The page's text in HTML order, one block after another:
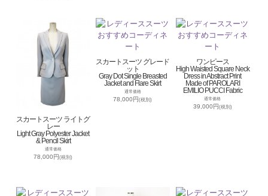
スカートスーツ ライトグ
レー
Light Gray Polyester Jacket
& Pencil Skirt
通常価格
78,000円(税別)
スカートスーツ グレード
ット
Gray Dot Single Breasted
Jacket and Flare Skirt
通常価格
78,000円(税別)
ワンピース
High Waisted Square Neck
Dress in Abstract Print
Made of PAROLARI
EMILIO PUCCI Fabric
通常価格
39,000円(税別)